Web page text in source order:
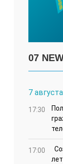
07
7 августа
17:30
17:00